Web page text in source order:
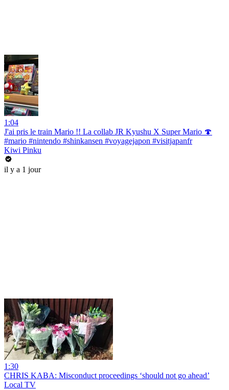
1:04
J'ai pris le train Mario !! La collab JR Kyushu X Super Mario 🍄
#mario #nintendo #shinkansen #voyagejapon #visitjapanfr
Kiwi Pinku
il y a 1 jour
1:30
CHRIS KABA: Misconduct proceedings ‘should not go ahead’
Local TV